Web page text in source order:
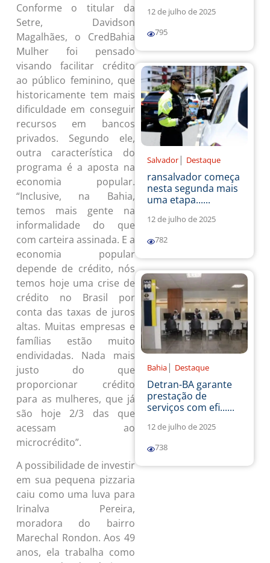
Conforme o titular da
Setre, Davidson
Magalhães, o CredBahia
Mulher foi pensado
visando facilitar crédito
ao público feminino, que
historicamente tem mais
dificuldade em conseguir
recursos em bancos
privados. Segundo ele,
outra característica do
programa é a aposta na
economia popular.
“Inclusive, na Bahia,
temos mais gente na
informalidade do que
com carteira assinada. E a
economia popular
depende de crédito, nós
temos hoje uma crise de
crédito no Brasil por
conta das taxas de juros
altas. Muitas empresas e
famílias estão muito
endividadas. Nada mais
justo do que
proporcionar crédito
para as mulheres, que já
são hoje 2/3 das que
acessam ao
microcrédito”.
A possibilidade de investir
em sua pequena pizzaria
caiu como uma luva para
Irinalva Pereira,
moradora do bairro
Marechal Rondon. Aos 49
anos, ela trabalha como
12 de julho de 2025
795
Salvador | Destaque
ransalvador começa
nesta segunda mais
uma etapa......
12 de julho de 2025
782
Bahia | Destaque
Detran-BA garante
prestação de
serviços com efi......
12 de julho de 2025
738